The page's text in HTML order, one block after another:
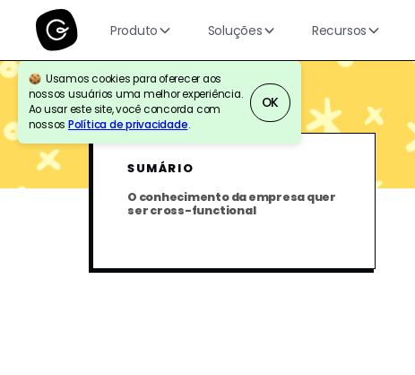
Produto Soluções Recursos
Usamos cookies para oferecer aos
nossos usuários uma melhor experiência.
Ao usar este site, você concorda com
nossos Política de privacidade.
OK
BLOG PRODUCT ENABLEMENT
SUMÁRIO
O conhecimento da empresa quer
ser cross-functional